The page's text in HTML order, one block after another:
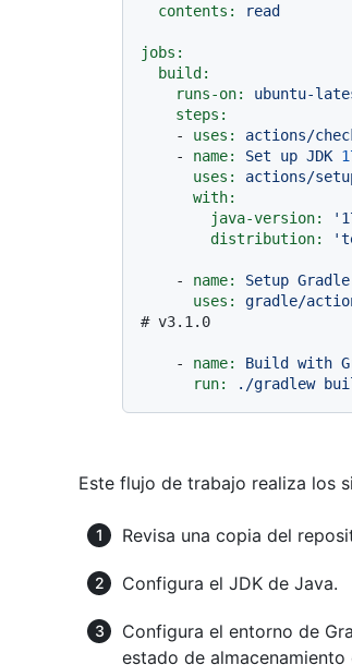
contents:
read
jobs:
build:
runs-on:
ubuntu-
steps:
-
uses:
actions/
-
name: Set up JDK
uses:
actions/
with:
java-version:
distribution:
- name: Setup Gradle
uses:
gradle/
# v3.1.0
- name: Build with
run:
./gradlew
Este flujo de trabajo realiza los
Revisa una copia del
Configura el JDK de Java.
Configura el entorno de
estado de